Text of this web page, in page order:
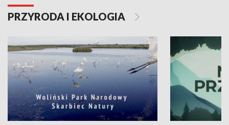
PRZYRODA I EKOLOGIA